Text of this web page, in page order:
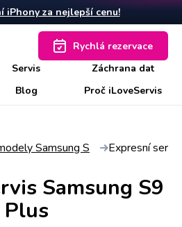
iPhony za nejlepší cenu!
Servis
Záchrana dat
Blog Proč iLoveServis
Rychlá rezervace
Samsung S Expresní
Samsung S9
Plus